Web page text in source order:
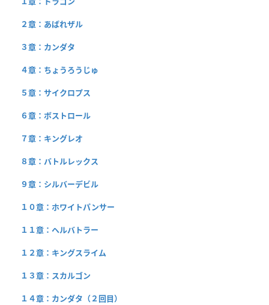
２章：あばれザル
３章：カンダタ
４章：ちょうろうじゅ
５章：サイクロプス
６章：ボストロール
７章：キングレオ
８章：バトルレックス
９章：シルバーデビル
１０章：ホワイトパンサー
１１章：ヘルバトラー
１２章：キングスライム
１３章：スカルゴン
１４章：カンダタ（２回目）